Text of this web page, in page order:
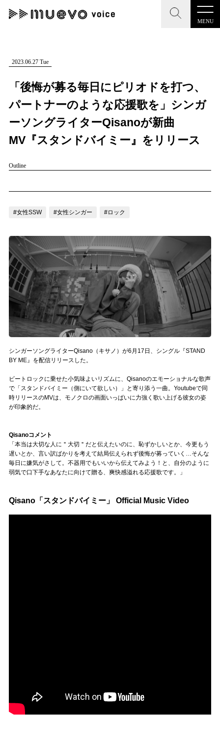
MENU
CLOSE
記事を検索する
人気ワード
#ヒップホップ #男性シンガーグループ #R&B/ソウル
CLOSE
"読者の声を形にする”音楽特化メディア
プレスリリース一覧
会社概要
お問い合わせ
ログイン
LINK
muevoクラウドファンディング
muevoコミュニティ
ぶいクラ！by muevo
ぶいマガ！ by muevo
Official SNS
2023.06.27 Tue
「後悔が募る毎日にピリオドを打つ、
パートナーのような応援歌を」シンガ
ーソングライターQisanoが新曲
MV『スタンドバイミー』をリリース
Outline
#女性SSW #女性シンガー #ロック
シンガーソングライターQisano（キサノ）が6月17日、シングル『STAND
BY ME』を配信リリースした。
ビートロックに乗せた小気味よいリズムに、Qisanoのエモーショナルな歌声
で「スタンドバイミー（側にいて欲しい）」と寄り添う一曲。Youtubeで同
時リリースのMVは、モノクロの画面いっぱいに力強く歌い上げる彼女の姿
が印象的だ。
Qisanoコメント
「本当は大切な人に＂大切＂だと伝えたいのに、恥ずかしいとか、今更もう
遅いとか、言い訳ばかりを考えて結局伝えられず後悔が募っていく…そんな
毎日に嫌気がさして。不器用でもいいから伝えてみよう！と、自分のように
弱気で口下手なあなたに向けて贈る、爽快感溢れる応援歌です。」
Qisano「スタンドバイミー」 Official Music Video